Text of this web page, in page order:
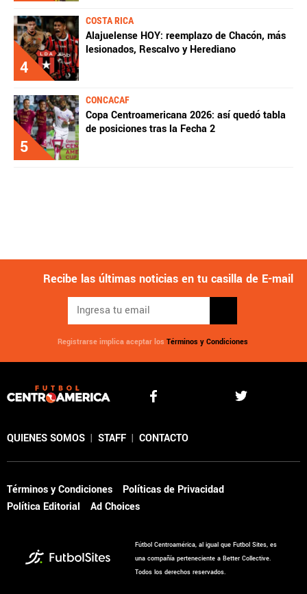
4
COSTA RICA
Alajuelense HOY: reemplazo de Chacón, más
lesionados, Rescalvo y Herediano
5
CONCACAF
Copa Centroamericana 2026: así quedó tabla
de posiciones tras la Fecha 2
Recibe las últimas noticias en tu casilla de E-mail
Registrarse implica aceptar los Términos y Condiciones
QUIENES SOMOS | STAFF | CONTACTO
Términos y Condiciones
Políticas de Privacidad
Política Editorial
Ad Choices
Fútbol Centroamérica, al igual que Futbol Sites, es
una compañía perteneciente a Better Collective.
Todos los derechos reservados.